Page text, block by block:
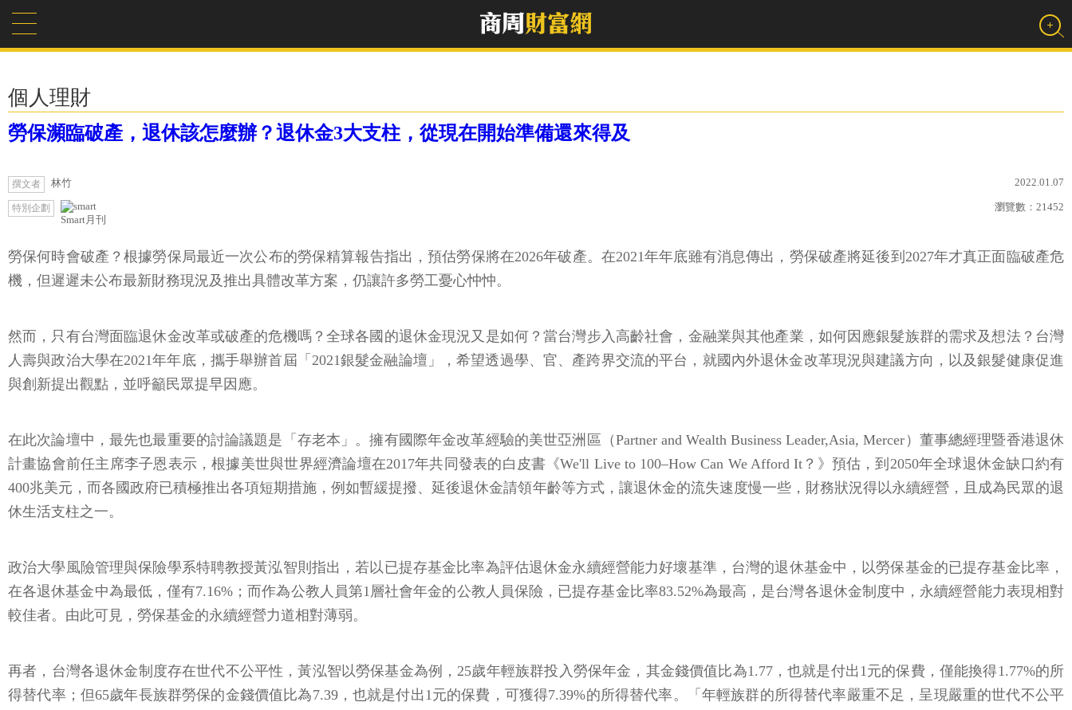
個人理財
勞保瀕臨破產，退休該怎麼辦？退休金3大支柱，從現在開始準備還來得及
撰文者 林竹 2022.01.07
特別企劃
Smart月刊
瀏覽數： 21452
勞保何時會破產？根據勞保局最近一次公布的勞保精算報告指出，預估勞保將在2026年破產。在2021年年底雖有消息傳出，勞保破產將延後到2027年才真正面臨破產危
機，但遲遲未公布最新財務現況及推出具體改革方案，仍讓許多勞工憂心忡忡。
然而，只有台灣面臨退休金改革或破產的危機嗎？全球各國的退休金現況又是如何？當台灣步入高齡社會，金融業與其他產業，如何因應銀髮族群的需求及想法？台灣
人壽與政治大學在2021年年底，攜手舉辦首屆「2021銀髮金融論壇」，希望透過學、官、產跨界交流的平台，就國內外退休金改革現況與建議方向，以及銀髮健康促進
與創新提出觀點，並呼籲民眾提早因應。
在此次論壇中，最先也最重要的討論議題是「存老本」。擁有國際年金改革經驗的美世亞洲區（Partner and Wealth Business Leader,Asia, Mercer）董事總經理暨香港退休
計畫協會前任主席李子恩表示，根據美世與世界經濟論壇在2017年共同發表的白皮書《We'll Live to 100–How Can We Afford It？》預估，到2050年全球退休金缺口約有
400兆美元，而各國政府已積極推出各項短期措施，例如暫緩提撥、延後退休金請領年齡等方式，讓退休金的流失速度慢一些，財務狀況得以永續經營，且成為民眾的退
休生活支柱之一。
政治大學風險管理與保險學系特聘教授黃泓智則指出，若以已提存基金比率為評估退休金永續經營能力好壞基準，台灣的退休基金中，以勞保基金的已提存基金比率，
在各退休基金中為最低，僅有7.16%；而作為公教人員第1層社會年金的公教人員保險，已提存基金比率83.52%為最高，是台灣各退休金制度中，永續經營能力表現相對
較佳者。由此可見，勞保基金的永續經營力道相對薄弱。
再者，台灣各退休金制度存在世代不公平性，黃泓智以勞保基金為例，25歲年輕族群投入勞保年金，其金錢價值比為1.77，也就是付出1元的保費，僅能換得1.77%的所
得替代率；但65歲年長族群勞保的金錢價值比為7.39，也就是付出1元的保費，可獲得7.39%的所得替代率。「年輕族群的所得替代率嚴重不足，呈現嚴重的世代不公平